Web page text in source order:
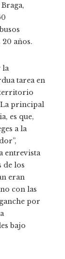
20 años.
la
tarea en
principal
es que,
a la
entrevista
de los
eran
con las
por
bajo